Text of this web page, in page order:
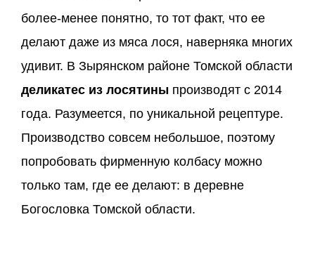
более-менее понятно, то тот факт, что ее
делают даже из мяса лося, наверняка многих
удивит. В Зырянском районе Томской области
деликатес из лосятины производят с 2014
года. Разумеется, по уникальной рецептуре.
Производство совсем небольшое, поэтому
попробовать фирменную колбасу можно
только там, где ее делают: в деревне
Богословка Томской области.